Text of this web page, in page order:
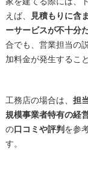
えば、 見積もりに含
ーサービスが不十分
合でも、営業担当の
加料金が発生するこ
工務店の場合は、 担
規模事業者特有の経
の口コミや評判を参
す。